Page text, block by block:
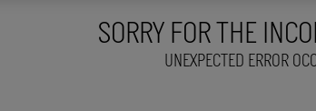
SORRY FOR THE
UNEXPECTED ERROR